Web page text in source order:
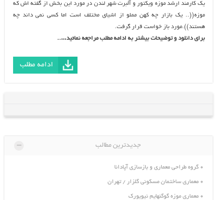
یک کارمند ارشد موزه ویکتور و آلبرت شهر لندن در مورد این بخش از گفته اش که
موزه((.. یک بازار چه کهن مملو از اشیای مختلف است اما کسی نمی داند چه
هستند)).مورد باز خواست قرار گرفت.
برای دانلود و توضیحات بیشتر به ادامه مطلب مراجعه نمائید…..
ادامه مطلب
جدیدترین مطالب -
گروه طراحی معماری و بازسازی آپادانا
معماری ساختمان مسکونی گلزار / تهران
معماری موزه گوگنهایم نیویورک